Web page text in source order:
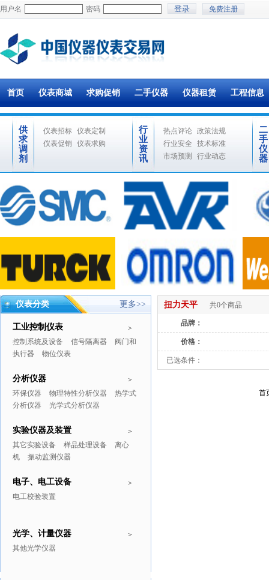
用户名 密码 免费注册
首页 仪表商城 求购促销 二手仪器 仪器租赁 工程信息
供
求
调
剂
仪表招标 仪表定制
仪表促销
仪表求购
行
业
资
讯
热点评论 政策法规
行业安全
技术标准
市场预测
行业动态
二
手
仪
器
仪表分类 更多>>
>
工业控制仪表
控制系统及设备 信号隔离器
阀门和
执行器
物位仪表
>
分析仪器
环保仪器 物理特性分析仪器
热学式
分析仪器
光学式分析仪器
>
实验仪器及装置
其它实验设备 样品处理设备
离心
机
振动监测仪器
>
电子、电工设备
电工校验装置
>
光学、计量仪器
其他光学仪器
扭力天平 共0个商品
品牌：
价格：
已选条件：
首